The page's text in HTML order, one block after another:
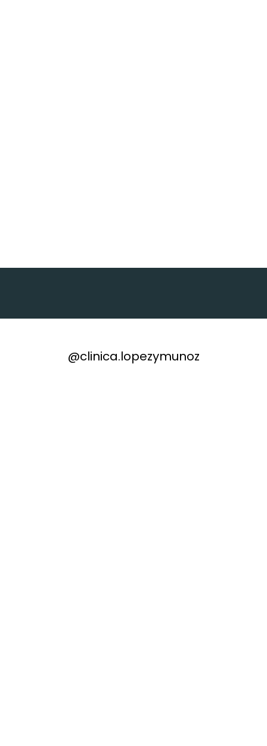
@clinica.lopezymunoz